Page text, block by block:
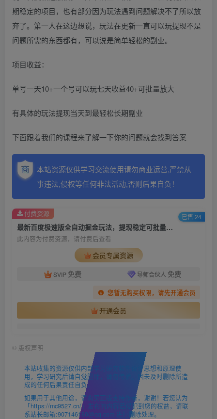
期稳定的项目，也有部分因为玩法遇到问题解决不了所以放
弃了。第一人在这边想说，玩法在更新一直可以玩提现不是
问题所需的东西都有，可以说是简单轻松的副业。
项目收益：
单号一天10+一个号可以玩七天收益40+可批量放大
有具体的玩法提现当天到最轻松长期副业
下面跟着我们的课程来了解一下你的问题就会找到答案
本站资源仅供学习交流使用请勿商业运营,严禁从
事违法,侵权等任何非法活动,否则后果自负！
最新百度极速版全自动掘金玩法，提现稳定可批量放大【揭秘】
此内容为付费资源，请付费后查看
会员专属资源
SVIP 免费 导师合伙人 免费
您暂无购买权限，请先开通会员
开通会员
付费资源 已售 24
© 版权声明
本站收集的资源仅供内部学习研究软件设计思想和原理使
用，学习研究后请自觉删除，请勿传播，因未及时删除所造
成的任何后果责任自负。
如果用于其他用途，请购买正版支持作者，谢谢！若您认为
「https://mc9527.cn/」发布的内容若侵犯到您的权益，请联
系站长邮箱:907146180@qq.com 进行删除处理。